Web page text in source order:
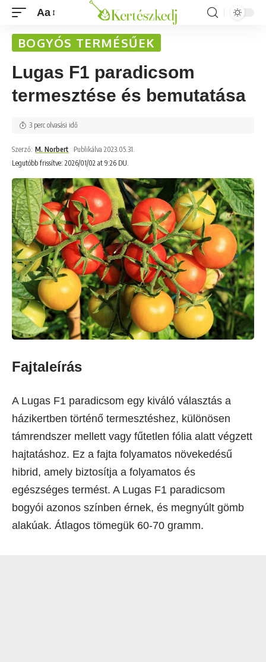
Aa
BOGYÓS TERMÉSŰEK
Lugas F1 paradicsom
termesztése és bemutatása
Legutóbb frissítve: 2026/01/02 at 9:26 DU.
Szerző: M. Norbert Publikálva 2023.05.31.
3 perc olvasási idő
Fajtaleírás
A Lugas F1 paradicsom egy kiváló választás a
házikertben történő termesztéshez, különösen
támrendszer mellett vagy fűtetlen fólia alatt végzett
hajtatáshoz. Ez a fajta folyamatos növekedésű
hibrid, amely biztosítja a folyamatos és
egészséges termést. A Lugas F1 paradicsom
bogyói azonos színben érnek, és megnyúlt gömb
alakúak. Átlagos tömegük 60-70 gramm.